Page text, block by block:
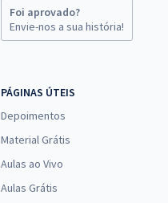
Foi aprovado?
Envie-nos a sua história!
PÁGINAS ÚTEIS
Depoimentos
Material Grátis
Aulas ao Vivo
Aulas Grátis